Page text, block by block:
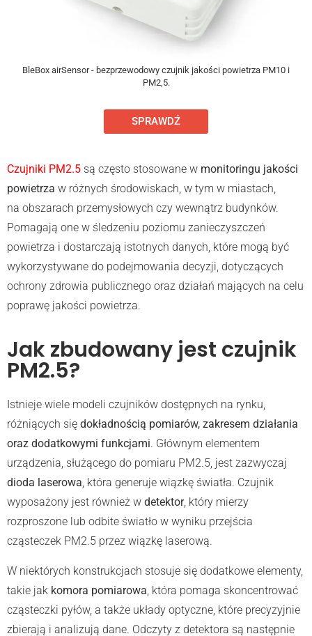
BleBox airSensor - bezprzewodowy czujnik jakości powietrza PM10 i
PM2,5.
SPRAWDŹ
Czujniki PM2.5 są często stosowane w monitoringu jakości
powietrza w różnych środowiskach, w tym w miastach,
na obszarach przemysłowych czy wewnątrz budynków.
Pomagają one w śledzeniu poziomu zanieczyszczeń
powietrza i dostarczają istotnych danych, które mogą być
wykorzystywane do podejmowania decyzji, dotyczących
ochrony zdrowia publicznego oraz działań mających na celu
poprawę jakości powietrza.
Jak zbudowany jest czujnik
PM2.5?
Istnieje wiele modeli czujników dostępnych na rynku,
różniących się dokładnością pomiarów, zakresem działania
oraz dodatkowymi funkcjami. Głównym elementem
urządzenia, służącego do pomiaru PM2.5, jest zazwyczaj
dioda laserowa, która generuje wiązkę światła. Czujnik
wyposażony jest również w detektor, który mierzy
rozproszone lub odbite światło w wyniku przejścia
cząsteczek PM2.5 przez wiązkę laserową.
W niektórych konstrukcjach stosuje się dodatkowe elementy,
takie jak komora pomiarowa , która pomaga skoncentrować
cząsteczki pyłów, a także układy optyczne, które precyzyjnie
zbierają i analizują dane. Odczyty z detektora są następnie